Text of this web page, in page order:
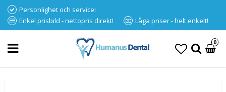
Personlighet och service!
Enkel prisbild - nettopris direkt!
Låga priser - helt enkelt!
0